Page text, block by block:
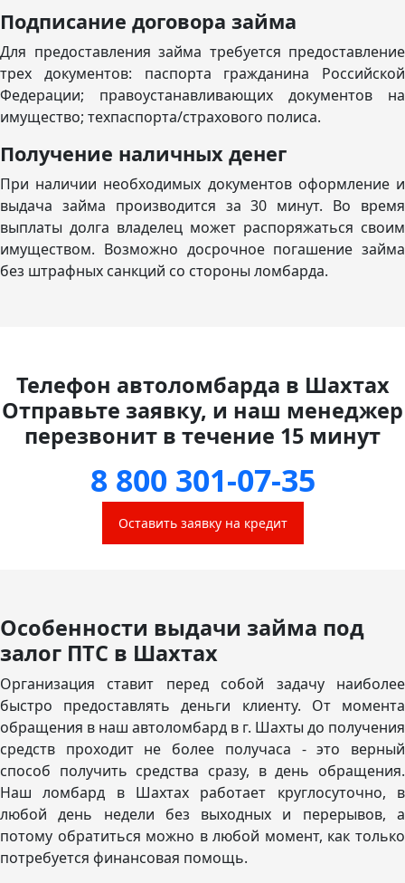
Подписание договора займа
Для предоставления займа требуется предоставление
трех документов: паспорта гражданина Российской
Федерации; правоустанавливающих документов на
имущество; техпаспорта/страхового полиса.
Получение наличных денег
При наличии необходимых документов оформление и
выдача займа производится за 30 минут. Во время
выплаты долга владелец может распоряжаться своим
имуществом. Возможно досрочное погашение займа
без штрафных санкций со стороны ломбарда.
Телефон автоломбарда в Шахтах
Отправьте заявку, и наш менеджер
перезвонит в течение 15 минут
8 800 301-07-35
Оставить заявку на кредит
Особенности выдачи займа под
залог ПТС в Шахтах
Организация ставит перед собой задачу наиболее
быстро предоставлять деньги клиенту. От момента
обращения в наш автоломбард в г. Шахты до получения
средств проходит не более получаса - это верный
способ получить средства сразу, в день обращения.
Наш ломбард в Шахтах работает круглосуточно, в
любой день недели без выходных и перерывов, а
потому обратиться можно в любой момент, как только
потребуется финансовая помощь.